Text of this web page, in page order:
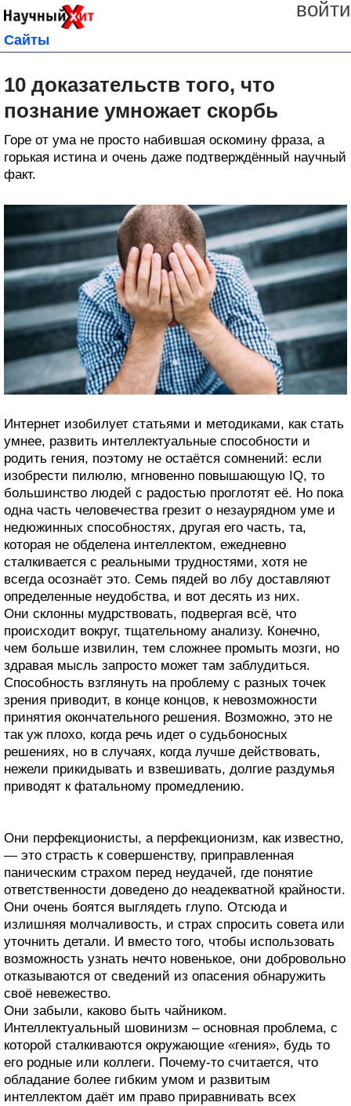
войти
Сайты
10 доказательств того, что
познание умножает скорбь
Горе от ума не просто набившая оскомину фраза, а
горькая истина и очень даже подтверждённый научный
факт.
Интернет изобилует статьями и методиками, как стать
умнее, развить интеллектуальные способности и
родить гения, поэтому не остаётся сомнений: если
изобрести пилюлю, мгновенно повышающую IQ, то
большинство людей с радостью проглотят её. Но пока
одна часть человечества грезит о незаурядном уме и
недюжинных способностях, другая его часть, та,
которая не обделена интеллектом, ежедневно
сталкивается с реальными трудностями, хотя не
всегда осознаёт это. Семь пядей во лбу доставляют
определенные неудобства, и вот десять из них.
Они склонны мудрствовать, подвергая всё, что
происходит вокруг, тщательному анализу. Конечно,
чем больше извилин, тем сложнее промыть мозги, но
здравая мысль запросто может там заблудиться.
Способность взглянуть на проблему с разных точек
зрения приводит, в конце концов, к невозможности
принятия окончательного решения. Возможно, это не
так уж плохо, когда речь идет о судьбоносных
решениях, но в случаях, когда лучше действовать,
нежели прикидывать и взвешивать, долгие раздумья
приводят к фатальному промедлению.
Они перфекционисты, а перфекционизм, как известно,
— это страсть к совершенству, приправленная
паническим страхом перед неудачей, где понятие
ответственности доведено до неадекватной крайности.
Они очень боятся выглядеть глупо. Отсюда и
излишняя молчаливость, и страх спросить совета или
уточнить детали. И вместо того, чтобы использовать
возможность узнать нечто новенькое, они добровольно
отказываются от сведений из опасения обнаружить
своё невежество.
Они забыли, каково быть чайником.
Интеллектуальный шовинизм – основная проблема, с
которой сталкиваются окружающие «гения», будь то
его родные или коллеги. Почему-то считается, что
обладание более гибким умом и развитым
интеллектом даёт им право приравнивать всех